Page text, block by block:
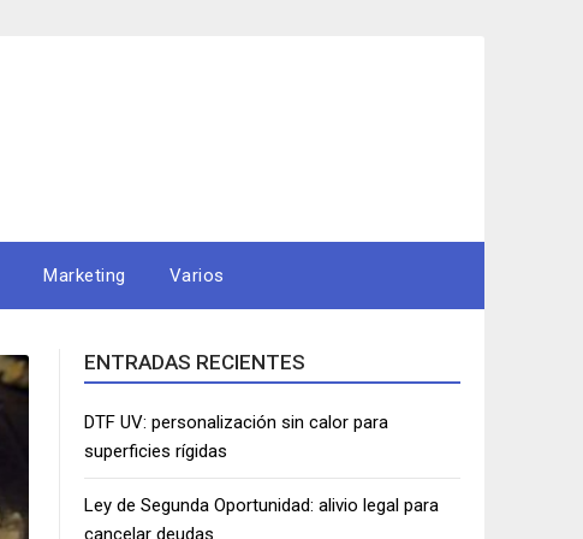
Marketing Varios
ENTRADAS RECIENTES
DTF UV: personalización sin calor para
superficies rígidas
Ley de Segunda Oportunidad: alivio legal para
cancelar deudas